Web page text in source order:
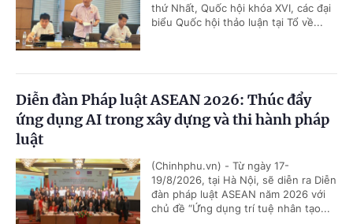
thứ Nhất, Quốc hội khóa XVI, các đại
biểu Quốc hội thảo luận tại Tổ về...
Diễn đàn Pháp luật ASEAN 2026: Thúc đẩy
ứng dụng AI trong xây dựng và thi hành pháp
luật
(Chinhphu.vn) - Từ ngày 17-
19/8/2026, tại Hà Nội, sẽ diễn ra Diễn
đàn pháp luật ASEAN năm 2026 với
chủ đề “Ứng dụng trí tuệ nhân tạo...